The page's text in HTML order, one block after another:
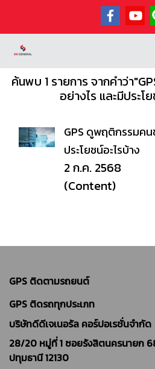
ค้นพบ 1 รายการ จากคำว่า
อย่างไร และมีประโ
GPS ดูพฤติกรรมคน
ประโยชน์อะไรบ้าง
2 ก.ค. 2568
(Content)
GPS ติดตามรถยนต์
GPS ติดรถทุกประเภท
บริษัทดีดีเจเนอรัล คอร์ปอเรชั่นจำกัด
28/20 หมู่ที่ 1 ซอยรังสิตนครนายก
ปทุมธานี 12130